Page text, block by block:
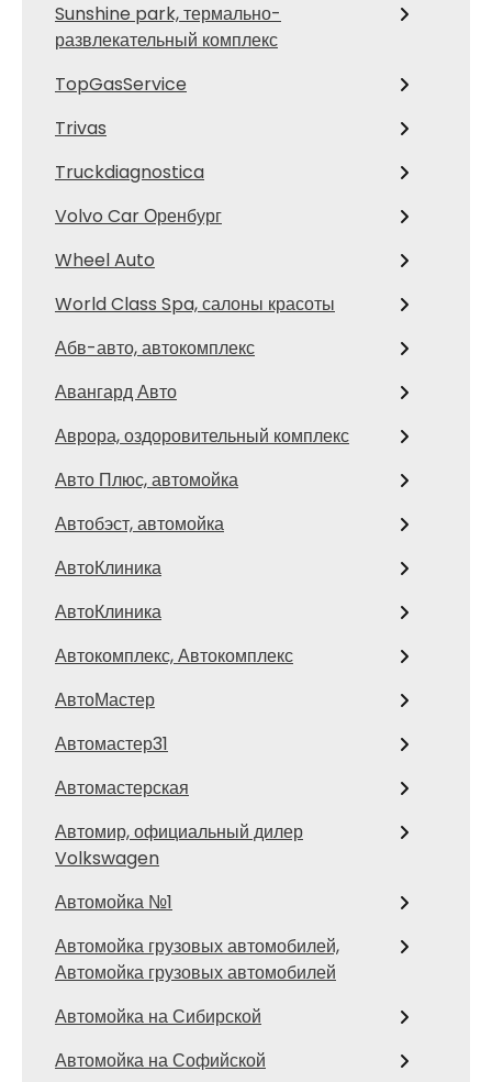
Sunshine park, термально-
развлекательный комплекс
TopGasService
Trivas
Truckdiagnostica
Volvo Car Оренбург
Wheel Auto
World Class Spa, салоны красоты
Абв-авто, автокомплекс
Авангард Авто
Аврора, оздоровительный комплекс
Авто Плюс, автомойка
Автобэст, автомойка
АвтоКлиника
АвтоКлиника
Автокомплекс, Автокомплекс
АвтоМастер
Автомастер31
Автомастерская
Автомир, официальный дилер
Volkswagen
Автомойка №1
Автомойка грузовых автомобилей,
Автомойка грузовых автомобилей
Автомойка на Сибирской
Автомойка на Софийской